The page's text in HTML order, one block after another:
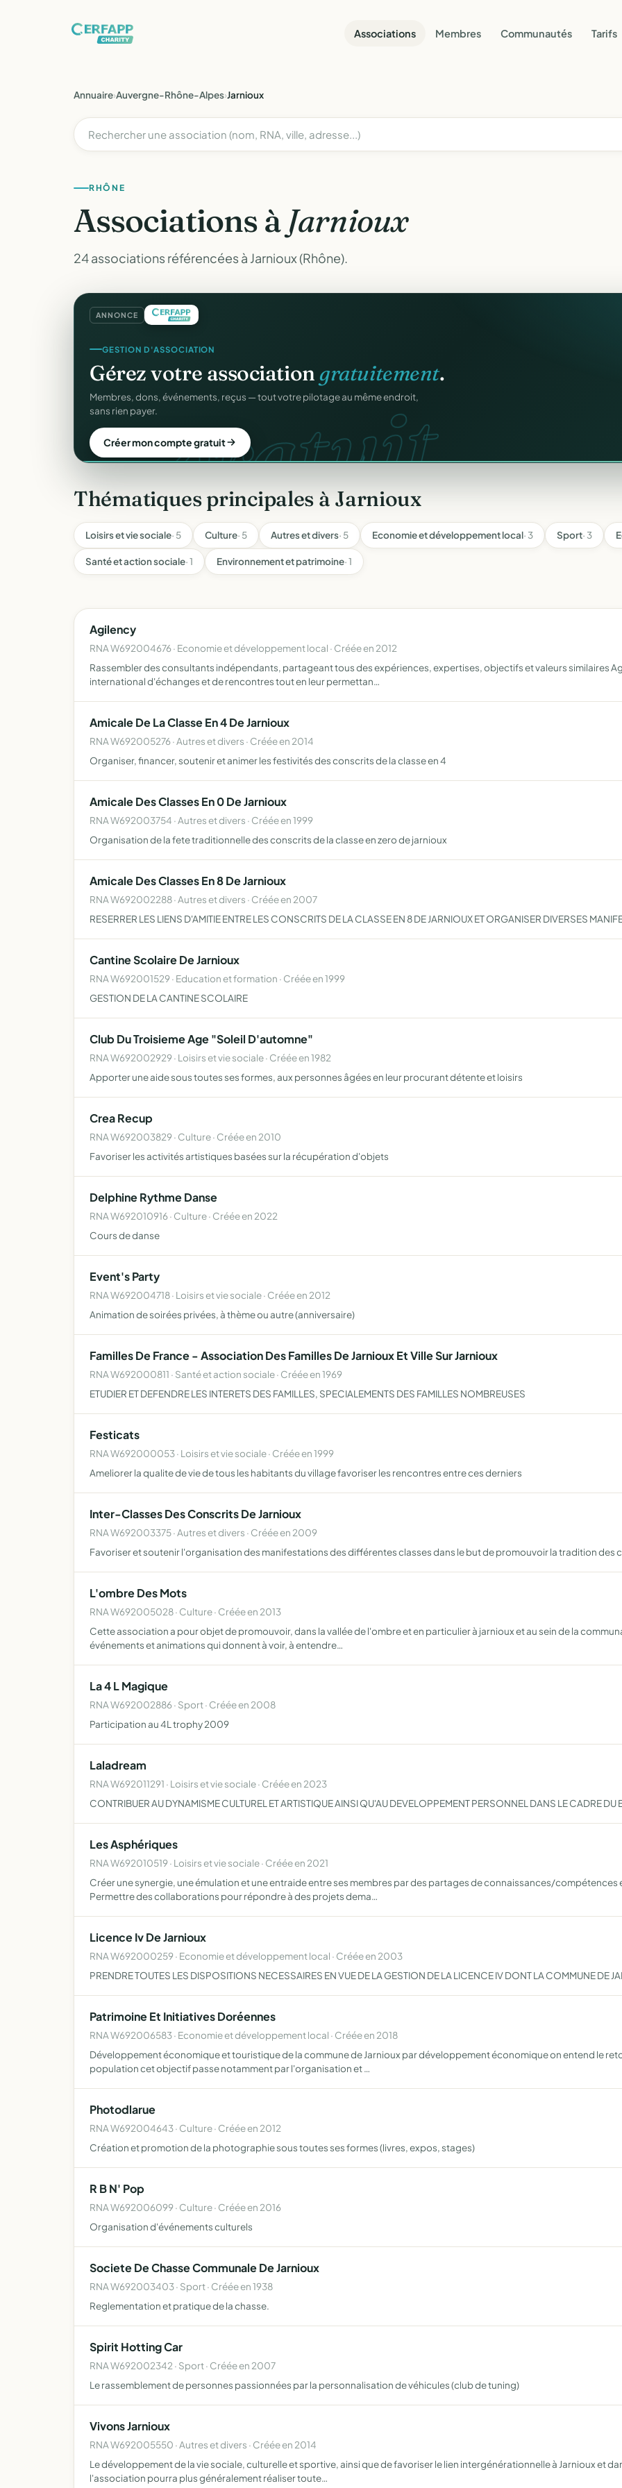
Associations Membres Communautés Tarifs
Annuaire›Auvergne-Rhône-Alpes›Jarnioux
RHÔNE
Associations à Jarnioux
24 associations référencées à Jarnioux (Rhône).
ANNONCE
web.
SITE WEB
Votre site web d'associationoffert.
Une page publique élégante et un site de collecte, prêts en cinq minutes.
Sans webmaster.
Créer mon site gratuit
Thématiques principales à Jarnioux
Loisirs et vie sociale· 5 Culture· 5 Autres et divers· 5 Economie et développement local· 3 Sport· 3
Santé et action sociale· 1 Environnement et patrimoine· 1
Agilency
RNA W692004676 · Economie et développement local · Créée en 2012
Rassembler des consultants indépendants, partageant tous des expériences, expertises, objectifs et valeurs similaires
international d'échanges et de rencontres tout en leur permettan…
Amicale De La Classe En 4 De Jarnioux
RNA W692005276 · Autres et divers · Créée en 2014
Organiser, financer, soutenir et animer les festivités des conscrits de la classe en 4
Amicale Des Classes En 0 De Jarnioux
RNA W692003754 · Autres et divers · Créée en 1999
Organisation de la fete traditionnelle des conscrits de la classe en zero de jarnioux
Amicale Des Classes En 8 De Jarnioux
RNA W692002288 · Autres et divers · Créée en 2007
RESERRER LES LIENS D'AMITIE ENTRE LES CONSCRITS DE LA CLASSE EN 8 DE JARNIOUX ET ORGANISER DIVERSES
Cantine Scolaire De Jarnioux
RNA W692001529 · Education et formation · Créée en 1999
GESTION DE LA CANTINE SCOLAIRE
Club Du Troisieme Age "Soleil D'automne"
RNA W692002929 · Loisirs et vie sociale · Créée en 1982
Apporter une aide sous toutes ses formes, aux personnes âgées en leur procurant détente et loisirs
Crea Recup
RNA W692003829 · Culture · Créée en 2010
Favoriser les activités artistiques basées sur la récupération d'objets
Delphine Rythme Danse
RNA W692010916 · Culture · Créée en 2022
Cours de danse
Event's Party
RNA W692004718 · Loisirs et vie sociale · Créée en 2012
Animation de soirées privées, à thème ou autre (anniversaire)
Familles De France - Association Des Familles De Jarnioux Et Ville Sur Jarnioux
RNA W692000811 · Santé et action sociale · Créée en 1969
ETUDIER ET DEFENDRE LES INTERETS DES FAMILLES, SPECIALEMENTS DES FAMILLES NOMBREUSES
Festicats
RNA W692000053 · Loisirs et vie sociale · Créée en 1999
Ameliorer la qualite de vie de tous les habitants du village favoriser les rencontres entre ces derniers
Inter-Classes Des Conscrits De Jarnioux
RNA W692003375 · Autres et divers · Créée en 2009
Favoriser et soutenir l'organisation des manifestations des différentes classes dans le but de promouvoir la tradition des
L'ombre Des Mots
RNA W692005028 · Culture · Créée en 2013
Cette association a pour objet de promouvoir, dans la vallée de l'ombre et en particulier à jarnioux et au sein de la
événements et animations qui donnent à voir, à entendre…
La 4 L Magique
RNA W692002886 · Sport · Créée en 2008
Participation au 4L trophy 2009
Laladream
RNA W692011291 · Loisirs et vie sociale · Créée en 2023
CONTRIBUER AU DYNAMISME CULTUREL ET ARTISTIQUE AINSI QU'AU DEVELOPPEMENT PERSONNEL DANS LE CADRE DU
Les Asphériques
RNA W692010519 · Loisirs et vie sociale · Créée en 2021
Créer une synergie, une émulation et une entraide entre ses membres par des partages de connaissances/
Permettre des collaborations pour répondre à des projets dema…
Licence Iv De Jarnioux
RNA W692000259 · Economie et développement local · Créée en 2003
PRENDRE TOUTES LES DISPOSITIONS NECESSAIRES EN VUE DE LA GESTION DE LA LICENCE IV DONT LA COMMUNE DE
Patrimoine Et Initiatives Doréennes
RNA W692006583 · Economie et développement local · Créée en 2018
Développement économique et touristique de la commune de Jarnioux par développement économique on entend le
population cet objectif passe notamment par l'organisation et …
Photodlarue
RNA W692004643 · Culture · Créée en 2012
Création et promotion de la photographie sous toutes ses formes (livres, expos, stages)
R B N' Pop
RNA W692006099 · Culture · Créée en 2016
Organisation d'événements culturels
Societe De Chasse Communale De Jarnioux
RNA W692003403 · Sport · Créée en 1938
Reglementation et pratique de la chasse.
Spirit Hotting Car
RNA W692002342 · Sport · Créée en 2007
Le rassemblement de personnes passionnées par la personnalisation de véhicules (club de tuning)
Vivons Jarnioux
RNA W692005550 · Autres et divers · Créée en 2014
Le développement de la vie sociale, culturelle et sportive, ainsi que de favoriser le lien intergénérationnelle à Jarnioux et
l'association pourra plus généralement réaliser toute…